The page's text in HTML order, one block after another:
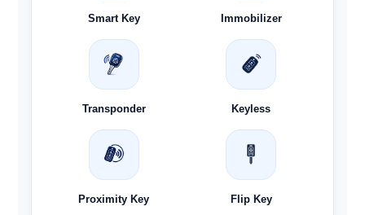
Smart Key Immobilizer
Transponder Keyless
Proximity Key Flip Key